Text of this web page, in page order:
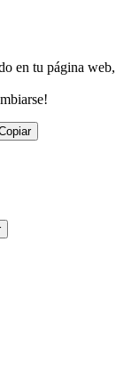
en tu página web,